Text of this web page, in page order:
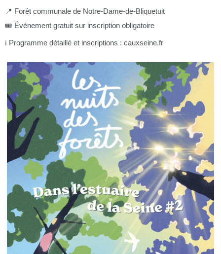
📍 Forêt communale de Notre-Dame-de-Bliquetuit
🎟️ Événement gratuit sur inscription obligatoire
ℹ️ Programme détaillé et inscriptions : cauxseine.fr